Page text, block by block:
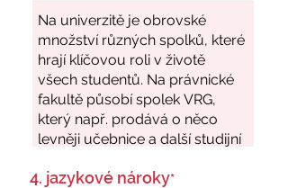
4. jazykové nároky*